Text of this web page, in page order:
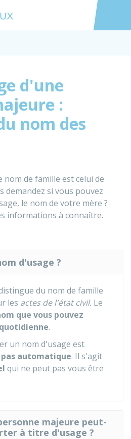
Accéder
d'une
:
nom des
de famille est celui de
demandez si vous pouvez
le nom de votre mère ?
informations à connaître.
d'usage ?
du nom de famille
les actes de l'état civil. Le
que vous pouvez
.
un nom d'usage est
pas automatique. Il s'agit
qui ne peut pas vous être
majeure peut-
à titre d'usage ?